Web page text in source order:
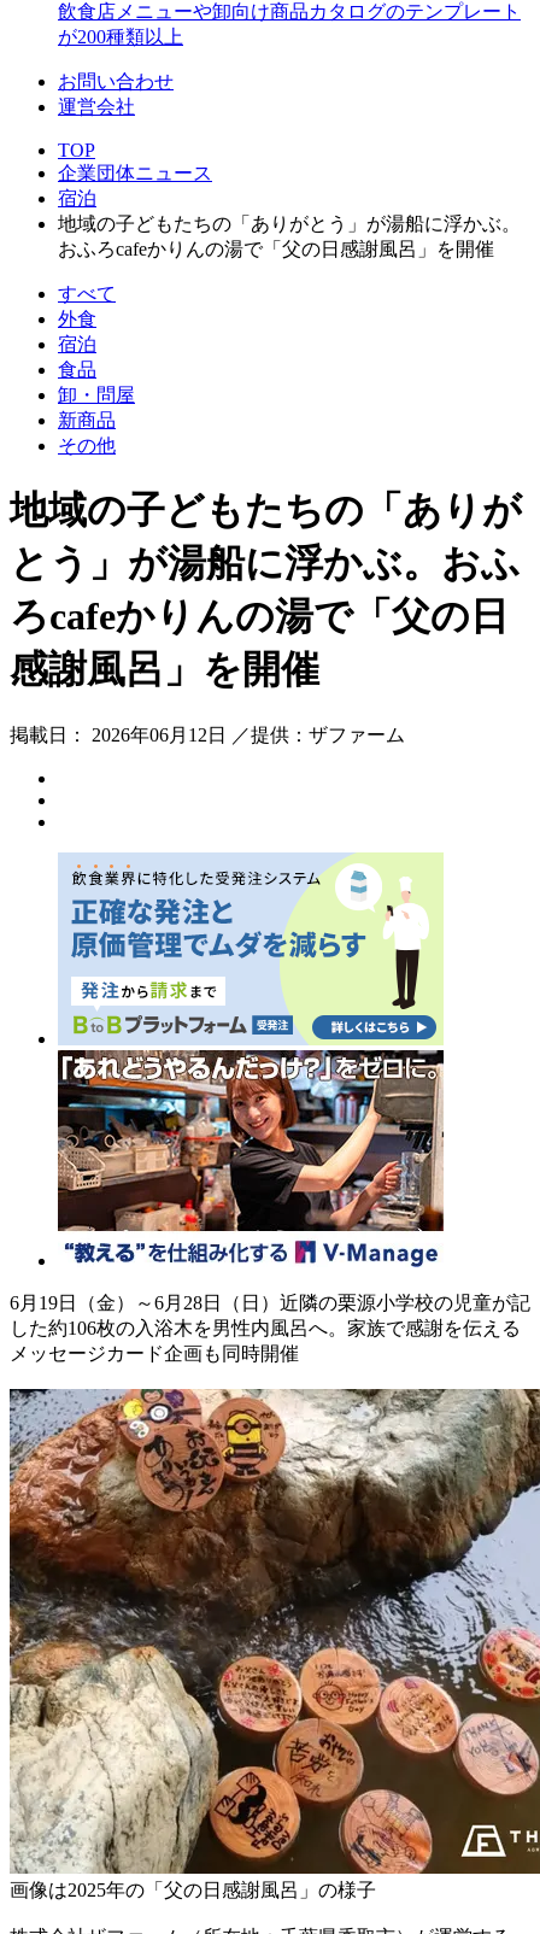
飲食店メニューや卸向け商品カタログのテンプレート
が200種類以上
お問い合わせ
運営会社
TOP
企業団体ニュース
宿泊
地域の子どもたちの「ありがとう」が湯船に浮かぶ。
おふろcafeかりんの湯で「父の日感謝風呂」を開催
すべて
外食
宿泊
食品
卸・問屋
新商品
その他
地域の子どもたちの「ありが
とう」が湯船に浮かぶ。おふ
ろcafeかりんの湯で「父の日
感謝風呂」を開催
掲載日： 2026年06月12日 ／提供：ザファーム
6月19日（金）～6月28日（日）近隣の栗源小学校の児童が記
した約106枚の入浴木を男性内風呂へ。家族で感謝を伝える
メッセージカード企画も同時開催
画像は2025年の「父の日感謝風呂」の様子